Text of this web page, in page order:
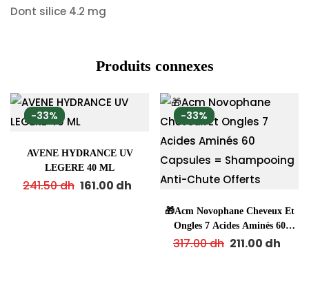
Dont silice 4.2 mg
Produits connexes
-33%
AVENE HYDRANCE UV
LEGERE 40 ML
241.50dh 161.00 dh
-33%
🎁Acm Novophane Cheveux Et
Ongles 7 Acides Aminés 60
Capsules = Shampooing Anti-
317.00dh 211.00 dh